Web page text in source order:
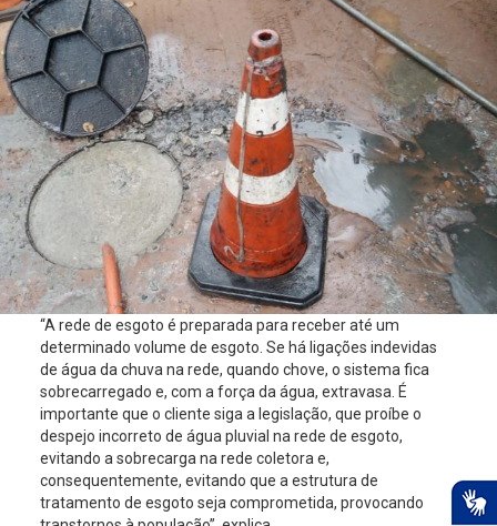
“A rede de esgoto é preparada para receber até um
determinado volume de esgoto. Se há ligações indevidas
de água da chuva na rede, quando chove, o sistema fica
sobrecarregado e, com a força da água, extravasa. É
importante que o cliente siga a legislação, que proíbe o
despejo incorreto de água pluvial na rede de esgoto,
evitando a sobrecarga na rede coletora e,
consequentemente, evitando que a estrutura de
tratamento de esgoto seja comprometida, provocando